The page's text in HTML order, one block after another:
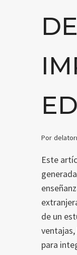
Por
Este
de un
para